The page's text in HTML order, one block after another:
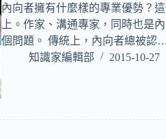
內向者擁有什麼樣的專業優勢？
上。作家、溝通專家，同時也是
個問題。 傳統上，內向者總被認
知識家編輯部
2015-10-27